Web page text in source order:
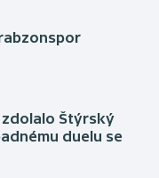
zdolalo Štýrský
duelu se